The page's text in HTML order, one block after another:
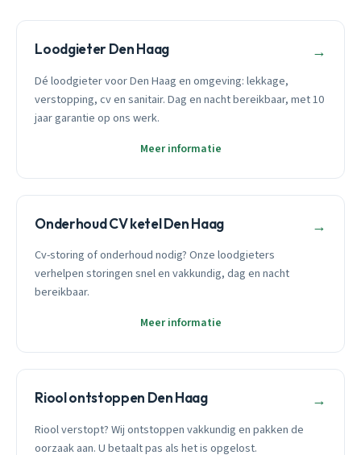
Loodgieter Den Haag →
Dé loodgieter voor Den Haag en omgeving: lekkage,
verstopping, cv en sanitair. Dag en nacht bereikbaar, met 10
jaar garantie op ons werk.
Meer informatie
Onderhoud CV ketel Den Haag →
Cv-storing of onderhoud nodig? Onze loodgieters
verhelpen storingen snel en vakkundig, dag en nacht
bereikbaar.
Meer informatie
Riool ontstoppen Den Haag →
Riool verstopt? Wij ontstoppen vakkundig en pakken de
oorzaak aan. U betaalt pas als het is opgelost.